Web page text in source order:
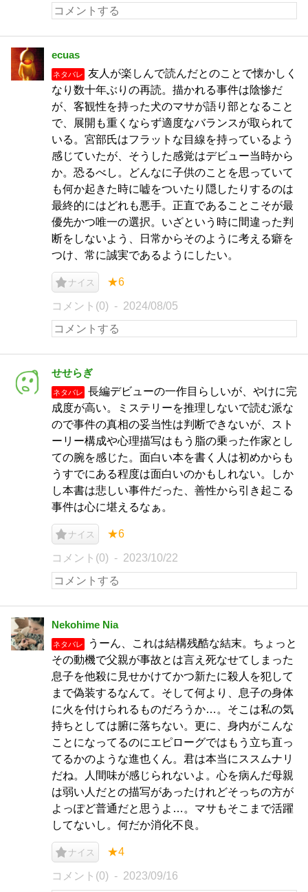
ecuas
ネタバレ
友人が楽しんで読んだとのことで懐かしく
なり数十年ぶりの再読。描かれる事件は陰惨だ
が、客観性を持った犬のマサが語り部となること
で、展開も重くならず適度なバランスが取られて
いる。宮部氏はフラットな目線を持っているよう
感じていたが、そうした感覚はデビュー当時から
か。恐るべし。どんなに子供のことを思っていて
も何か起きた時に嘘をついたり隠したりするのは
最終的にはどれも悪手。正直であることこそが最
優先かつ唯一の選択。いざという時に間違った判
断をしないよう、日常からそのように考える癖を
つけ、常に誠実であるようにしたい。
ナイス ★6
コメント(0) 2024/08/05
せせらぎ
ネタバレ
長編デビューの一作目らしいが、やけに完
成度が高い。ミステリーを推理しないで読む派な
ので事件の真相の妥当性は判断できないが、スト
ーリー構成や心理描写はもう脂の乗った作家とし
ての腕を感じた。面白い本を書く人は初めからも
うすでにある程度は面白いのかもしれない。しか
し本書は悲しい事件だった、善性から引き起こる
事件は心に堪えるなぁ。
ナイス ★6
コメント(0) 2023/10/22
Nekohime Nia
ネタバレ
うーん、これは結構残酷な結末。ちょっと
その動機で父親が事故とは言え死なせてしまった
息子を他殺に見せかけてかつ新たに殺人を犯して
まで偽装するなんて。そして何より、息子の身体
に火を付けられるものだろうか…。そこは私の気
持ちとしては腑に落ちない。更に、身内がこんな
ことになってるのにエピローグではもう立ち直っ
てるかのような進也くん。君は本当にススムナリ
だね。人間味が感じられないよ。心を病んだ母親
は弱い人だとの描写があったけれどそっちの方が
よっぽど普通だと思うよ…。マサもそこまで活躍
してないし。何だか消化不良。
ナイス ★4
コメント(0) 2023/09/16